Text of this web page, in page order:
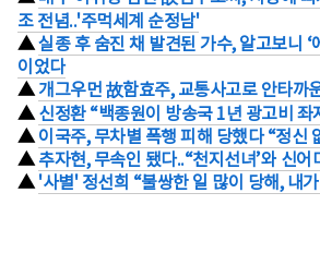
조 전념..'주먹세계 순정남'
▲실종 후 숨진 채 발견된 가수, 알고보니 ‘
이었다
▲ 개그우먼 故함효주, 교통사고로 안타까
▲ 신정환 “백종원이 방송국 1년 광고비 좌
▲ 이국주, 무차별 폭행 피해 당했다 “정신
▲ 추자현, 무속인 됐다..“천지선녀’와 신어
▲ '사별' 정선희 “불쌍한 일 많이 당해, 내